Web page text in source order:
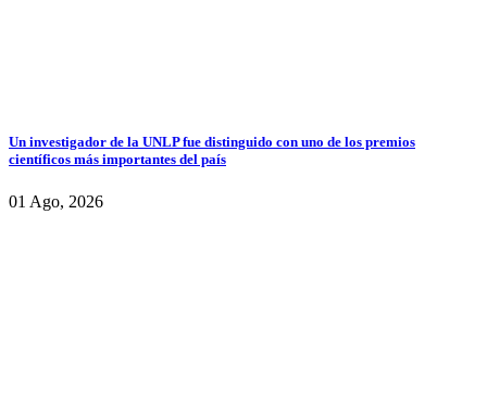
Un investigador de la UNLP fue distinguido con uno de los premios
científicos más importantes del país
01 Ago, 2026